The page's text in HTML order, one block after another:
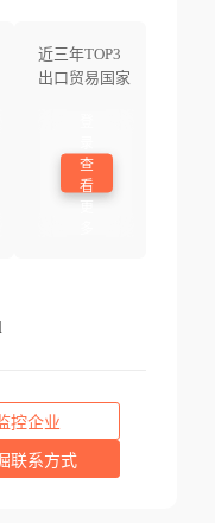
近三年TOP3
出口贸易国家
查
看
控企业
联系方式